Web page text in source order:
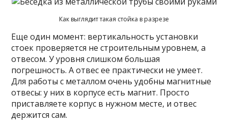
Как выглядит такая стойка в разрезе
Еще один момент: вертикальность установки
стоек проверяется не строительным уровнем, а
отвесом. У уровня слишком большая
погрешность. А отвес ее практически не умеет.
Для работы с металлом очень удобны магнитные
отвесы: у них в корпусе есть магнит. Просто
приставляете корпус в нужном месте, и отвес
держится сам.